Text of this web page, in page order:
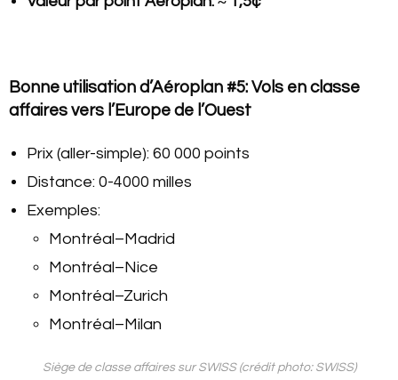
Bonne utilisation d’Aéroplan #5: Vols en classe
affaires vers l’Europe de l’Ouest
Prix (aller-simple): 60 000 points
Distance: 0-4000 milles
Exemples:
Montréal–Madrid
Montréal–Nice
Montréal–Zurich
Montréal–Milan
Siège de classe affaires sur SWISS (crédit photo: SWISS)